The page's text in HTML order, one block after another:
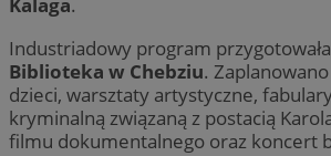
Kalaga.
Industriadowy program
Biblioteka w Chebziu.
dzieci, warsztaty artystyczne,
kryminalną związaną z postacią
filmu dokumentalnego oraz koncert